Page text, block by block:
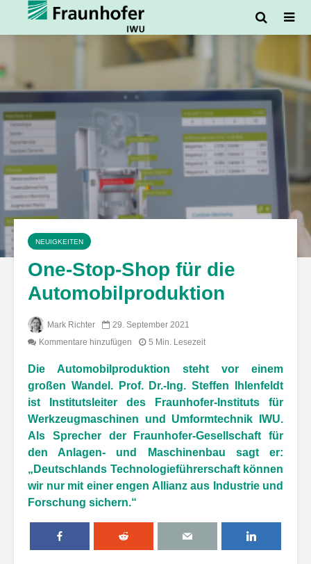
NEUIGKEITEN
One-Stop-Shop für die
Automobilproduktion
Mark Richter
29. September 2021
Kommentare hinzufügen
5 Min. Lesezeit
Die Automobilproduktion steht vor einem
großen Wandel. Prof. Dr.-Ing. Steffen Ihlenfeldt
ist Institutsleiter des Fraunhofer-Instituts für
Werkzeugmaschinen und Umformtechnik IWU.
Als Sprecher der Fraunhofer-Gesellschaft für
den Anlagen- und Maschinenbau sagt er:
„Deutschlands Technologieführerschaft können
wir nur mit einer engen Allianz aus Industrie und
Forschung sichern.“